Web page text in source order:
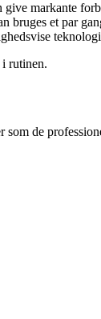
markante
bruges et par
rutinen.
de